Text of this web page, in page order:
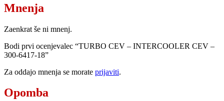
Mnenja
Zaenkrat še ni mnenj.
Bodi prvi ocenjevalec “TURBO CEV – INTERCOOLER CEV –
300-6417-18”
Za oddajo mnenja se morate prijaviti.
Opomba